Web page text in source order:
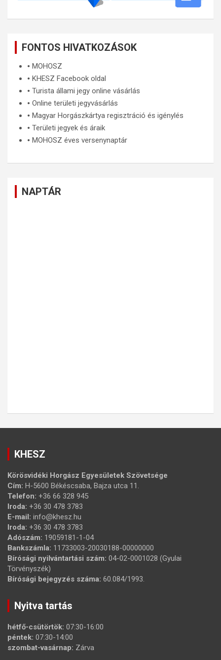
FONTOS HIVATKOZÁSOK
🞄 MOHOSZ
🞄 KHESZ Facebook oldal
🞄 Turista állami jegy online vásárlás
🞄 Online területi jegyvásárlás
🞄 Magyar Horgászkártya regisztráció és igénylés
🞄 Területi jegyek és áraik
🞄 MOHOSZ éves versenynaptár
NAPTÁR
KHESZ
Körösvidéki Horgász Egyesületek Szövetsége
Cím: H-5600 Békéscsaba, Bajza utca 11.
Telefon: +36 66 328 945
Iroda: +36 30 478 3783
E-mail: info@khesz.hu
Iroda: +36 30 478 3783
Adószám: 19059181-1-04
Bankszámla: 11733003-20030188-00000000
Bírósági nyilvántartási szám: 04-02-0001028 (Gyulai
Törvényszék)
Bírósági bejegyzés száma: 60.084/1993.
Nyitva tartás
hétfő-csütörtök: 07:30-16:00
péntek: 07:30-14:00
szombat-vasárnap: Zárva